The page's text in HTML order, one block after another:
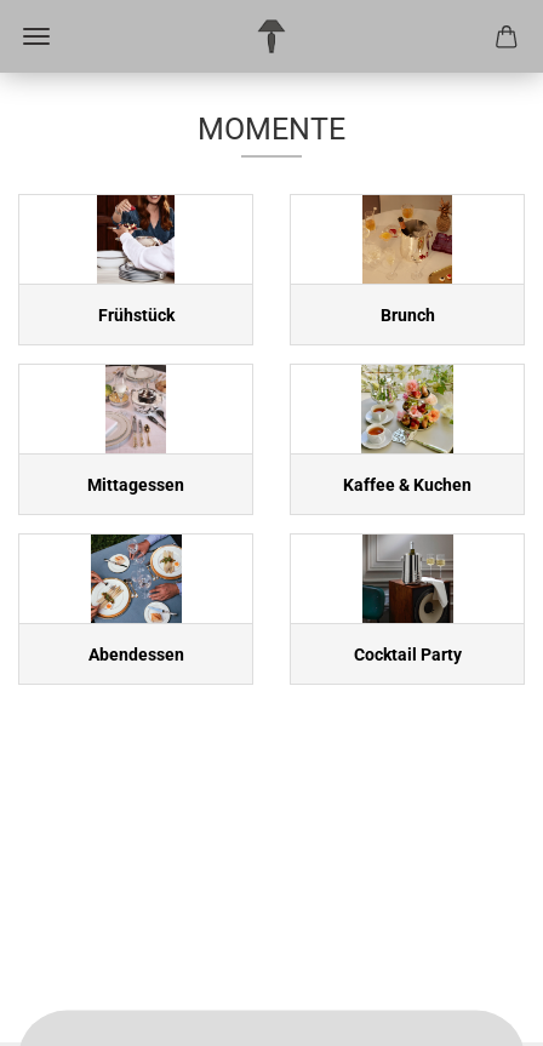
MOMENTE
Frühstück Brunch
Mittagessen Kaffee & Kuchen
Abendessen Cocktail Party